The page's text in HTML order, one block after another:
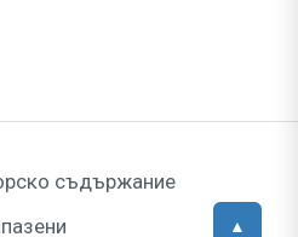
съдържание